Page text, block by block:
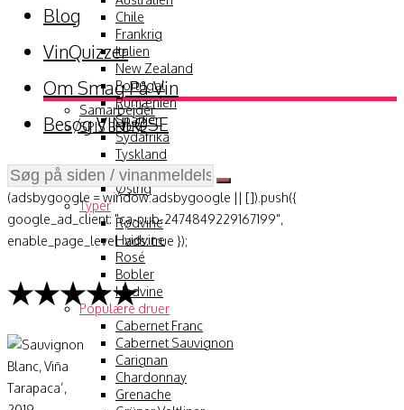
Chile
Frankrig
Italien
New Zealand
Portugal
Rumænien
Spanien
Sydafrika
Tyskland
USA
Østrig
Typer
Rødvine
Hvidvine
Rosé
Bobler
Hedvine
Populære druer
Cabernet Franc
Cabernet Sauvignon
Carignan
Chardonnay
Grenache
Blog
VinQuizzer
Om Smag På Vin
Samarbejder
SPIS BEDRE
Besøg VINLØSE
(adsbygoogle = window.adsbygoogle || []).push({
google_ad_client: "ca-pub-2474849229167199",
enable_page_level_ads: true });
★★★★★